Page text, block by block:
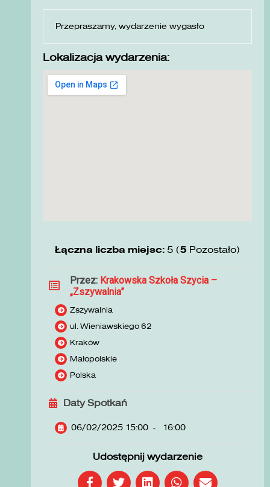
Przepraszamy, wydarzenie wygasło
Lokalizacja wydarzenia:
Łączna liczba miejsc: 5 (5 Pozostało)
Przez: Krakowska Szkoła Szycia –
„Zszywalnia”
Zszywalnia
ul. Wieniawskiego 62
Kraków
Małopolskie
Polska
Daty Spotkań
06/02/2025 15:00 - 16:00
Udostępnij wydarzenie